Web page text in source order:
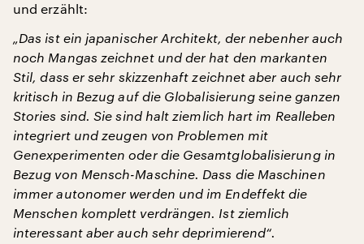
und erzählt:
„Das ist ein japanischer Architekt, der nebenher auch
noch Mangas zeichnet und der hat den markanten
Stil, dass er sehr skizzenhaft zeichnet aber auch sehr
kritisch in Bezug auf die Globalisierung seine ganzen
Stories sind. Sie sind halt ziemlich hart im Realleben
integriert und zeugen von Problemen mit
Genexperimenten oder die Gesamtglobalisierung in
Bezug von Mensch-Maschine. Dass die Maschinen
immer autonomer werden und im Endeffekt die
Menschen komplett verdrängen. Ist ziemlich
interessant aber auch sehr deprimierend“.